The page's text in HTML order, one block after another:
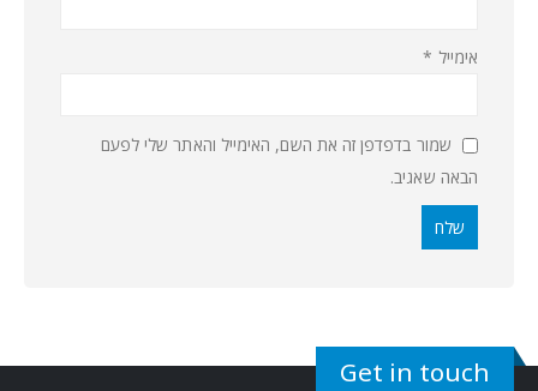
אימייל *
שמור בדפדפן זה את השם, האימייל והאתר שלי לפעם
הבאה שאגיב.
Get in touch